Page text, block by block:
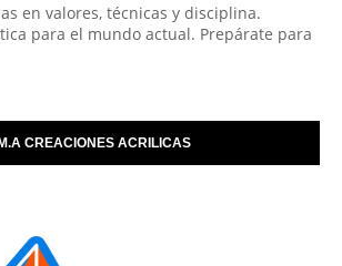
en valores, técnicas y disciplina.
para el mundo actual. Prepárate para
CREACIONES ACRILICAS